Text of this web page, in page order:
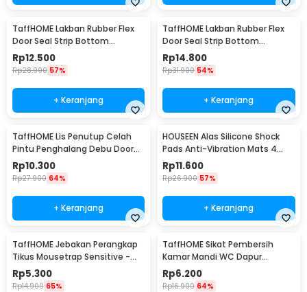
TaffHOME Lakban Rubber Flex
Door Seal Strip Bottom
Waterproof 35mmx5M - TP39
Rp12.500
Rp28.900 57%
+ Keranjang
TaffHOME Lakban Rubber Flex
Door Seal Strip Bottom
Waterproof 45mmx5M - TP39
Rp14.800
Rp31.900 54%
+ Keranjang
TaffHOME Lis Penutup Celah
Pintu Penghalang Debu Door
Bottom Seal 1M - LQ7
Rp10.300
Rp27.900 64%
+ Keranjang
HOUSEEN Alas Silicone Shock
Pads Anti-Vibration Mats 4
PCS - NY522
Rp11.600
Rp26.900 57%
+ Keranjang
TaffHOME Jebakan Perangkap
Tikus Mousetrap Sensitive -
ZL-2021
Rp5.300
Rp14.900 65%
TaffHOME Sikat Pembersih
Kamar Mandi WC Dapur
Sponge Brush - 8211
Rp6.200
Rp16.900 64%